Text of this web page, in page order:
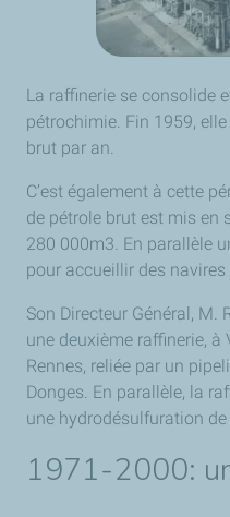
La raffinerie se consolide
pétrochimie. Fin 1959,
brut par an.
C’est également à cette
de pétrole brut est mis en
280 000m3. En parallèle
pour accueillir des navires
Son Directeur Général,
une deuxième raffinerie, à
Rennes, reliée par un
Donges. En parallèle, la
une hydrodésulfuration
1971-2000: